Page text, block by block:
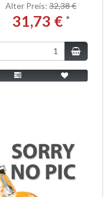
Alter Preis: 32,38 €
31,73 € *